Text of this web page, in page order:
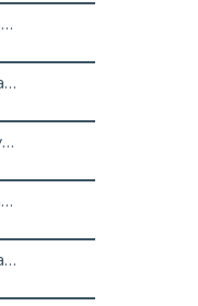
Synergie partenariale pour l'Inclusion Professionnelle chez Orange
Cap Emploi : L'accompagnement EXH c’est quoi ?
21 Mars : Plus qu’un symbole, un engagement pour l’inclusion
Décret de renouvellement de l'aide aux employeurs d'apprentis
Développer la pair-aidance en santé mentale : guide pour les employeurs